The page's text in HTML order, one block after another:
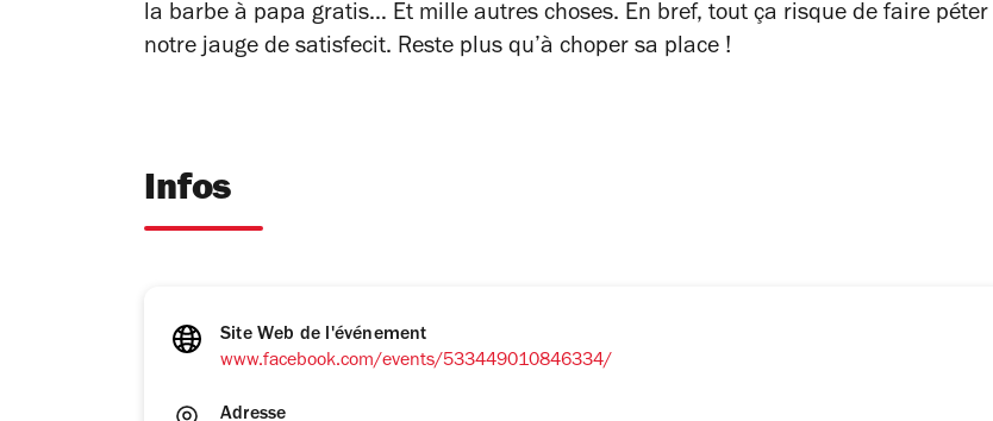
la barbe à papa gratis… Et mille autres choses. En bref, tout ça risque de faire péter
notre jauge de satisfecit. Reste plus qu’à choper sa place !
Infos
Site Web de l'événement
www.facebook.com/events/533449010846334/
Adresse